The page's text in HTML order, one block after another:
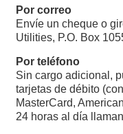
Por correo
Envíe un cheque o
Utilities, P.O. Box
Por teléfono
Sin cargo adicional,
tarjetas de débito
MasterCard,
24 horas al día